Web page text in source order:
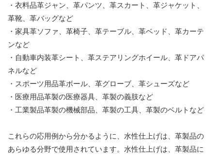
・衣料品革ジャン、革パンツ、革スカート、革ジャケット、
革靴、革バッグなど
・家具革ソファ、革椅子、革テーブル、革ベッド、革カーテ
ンなど
・自動車内装革シート、革ステアリングホイール、革ドアパ
ネルなど
・スポーツ用品革ボール、革グローブ、革シューズなど
・医療用品革製の医療器具、革製の義肢など
・工業製品革製の機械部品、革製の工具、革製のベルトなど
これらの応用例から分かるように、水性仕上げは、革製品の
あらゆる分野で使用されています。水性仕上げは、革製品に